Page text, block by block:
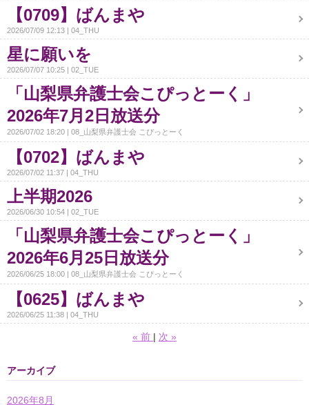
【0709】ばんまや
2026/07/09 12:13 04_THU
星に願いを
2026/07/07 10:25 02_TUE
「山梨県弁護士会こぴっとーく」
2026年7月2日放送分
2026/07/02 18:20 08_山梨県弁護士会 こぴっとーく
【0702】ばんまや
2026/07/02 11:37 04_THU
上半期2026
2026/06/30 10:54 02_TUE
「山梨県弁護士会こぴっとーく」
2026年6月25日放送分
2026/06/25 18:00 08_山梨県弁護士会 こぴっとーく
【0625】ばんまや
2026/06/25 11:38 04_THU
« 前 次 »
アーカイブ
2026年8月